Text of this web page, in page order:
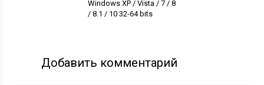
Windows XP / Vista / 7 / 8
/ 8.1 / 10 32-64 bits
Добавить комментарий